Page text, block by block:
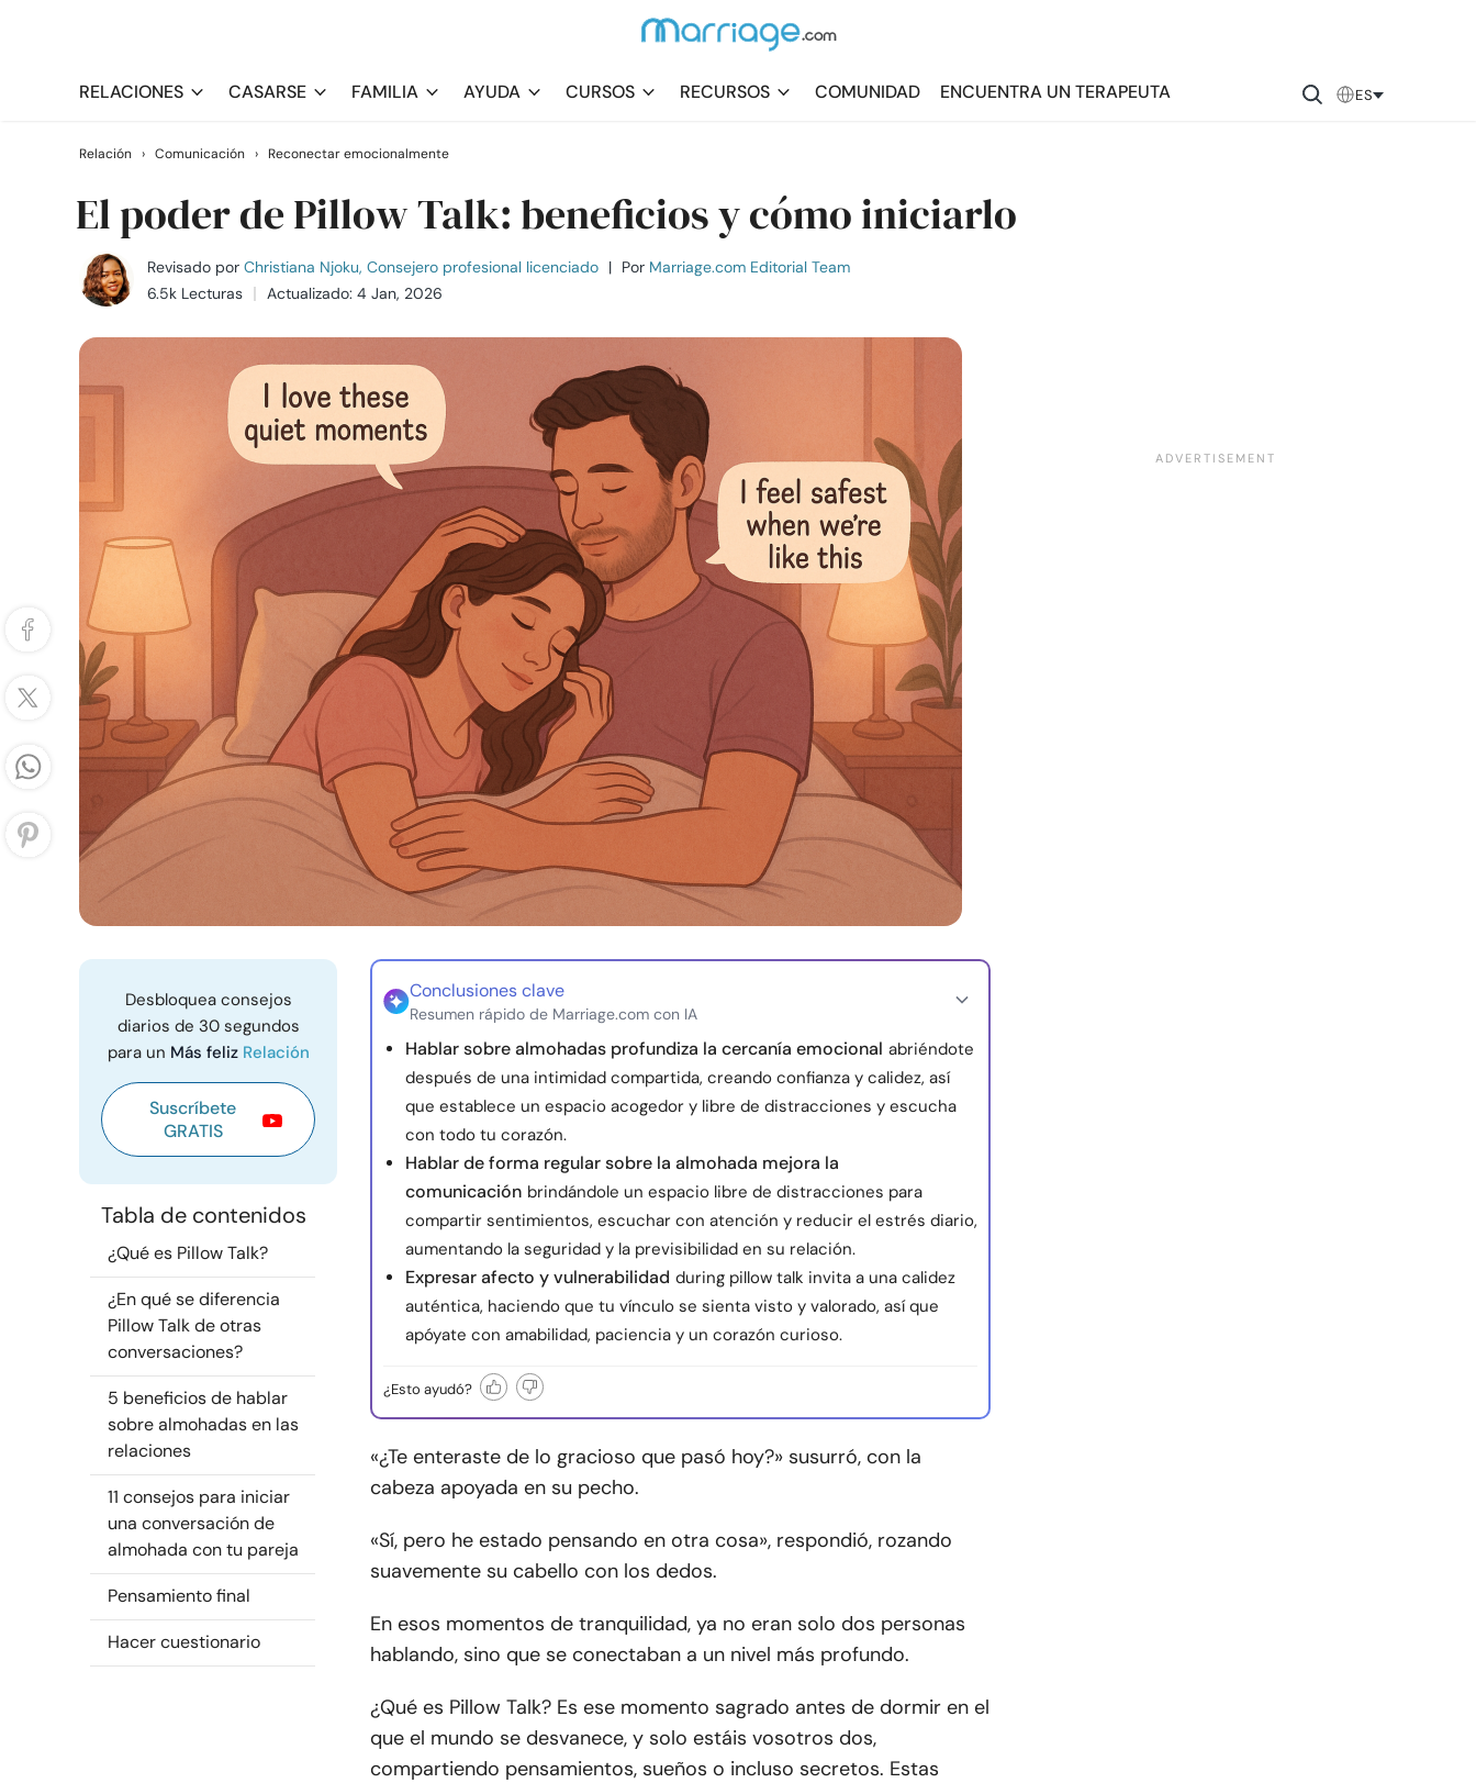
RELACIONES CASARSE FAMILIA AYUDA CURSOS RECURSOS COMUNIDAD ENCUENTRA UN TERAPEUTA ES
Relación › Comunicación › Reconectar emocionalmente
El poder de Pillow Talk: beneficios y cómo iniciarlo
Revisado por Christiana Njoku, Consejero profesional licenciado | Por Marriage.com Editorial Team
6.5k Lecturas
Actualizado: 4 Jan, 2026
Desbloquea consejos
diarios de 30 segundos
para un Más feliz Relación
Suscríbete
GRATIS
Tabla de contenidos
¿Qué es Pillow Talk?
¿En qué se diferencia
Pillow Talk de otras
conversaciones?
5 beneficios de hablar
sobre almohadas en las
relaciones
11 consejos para iniciar
una conversación de
almohada con tu pareja
Pensamiento final
Hacer cuestionario
Conclusiones clave
Resumen rápido de Marriage.com con IA
Hablar sobre almohadas profundiza la cercanía emocional abriéndote
después de una intimidad compartida, creando confianza y calidez, así
que establece un espacio acogedor y libre de distracciones y escucha
con todo tu corazón.
Hablar de forma regular sobre la almohada mejora la
comunicación brindándole un espacio libre de distracciones para
compartir sentimientos, escuchar con atención y reducir el estrés diario,
aumentando la seguridad y la previsibilidad en su relación.
Expresar afecto y vulnerabilidad during pillow talk invita a una calidez
auténtica, haciendo que tu vínculo se sienta visto y valorado, así que
apóyate con amabilidad, paciencia y un corazón curioso.
¿Esto ayudó?
«¿Te enteraste de lo gracioso que pasó hoy?» susurró, con la
cabeza apoyada en su pecho.
«Sí, pero he estado pensando en otra cosa», respondió, rozando
suavemente su cabello con los dedos.
En esos momentos de tranquilidad, ya no eran solo dos personas
hablando, sino que se conectaban a un nivel más profundo.
¿Qué es Pillow Talk? Es ese momento sagrado antes de dormir en el
que el mundo se desvanece, y solo estáis vosotros dos,
compartiendo pensamientos, sueños o incluso secretos. Estas